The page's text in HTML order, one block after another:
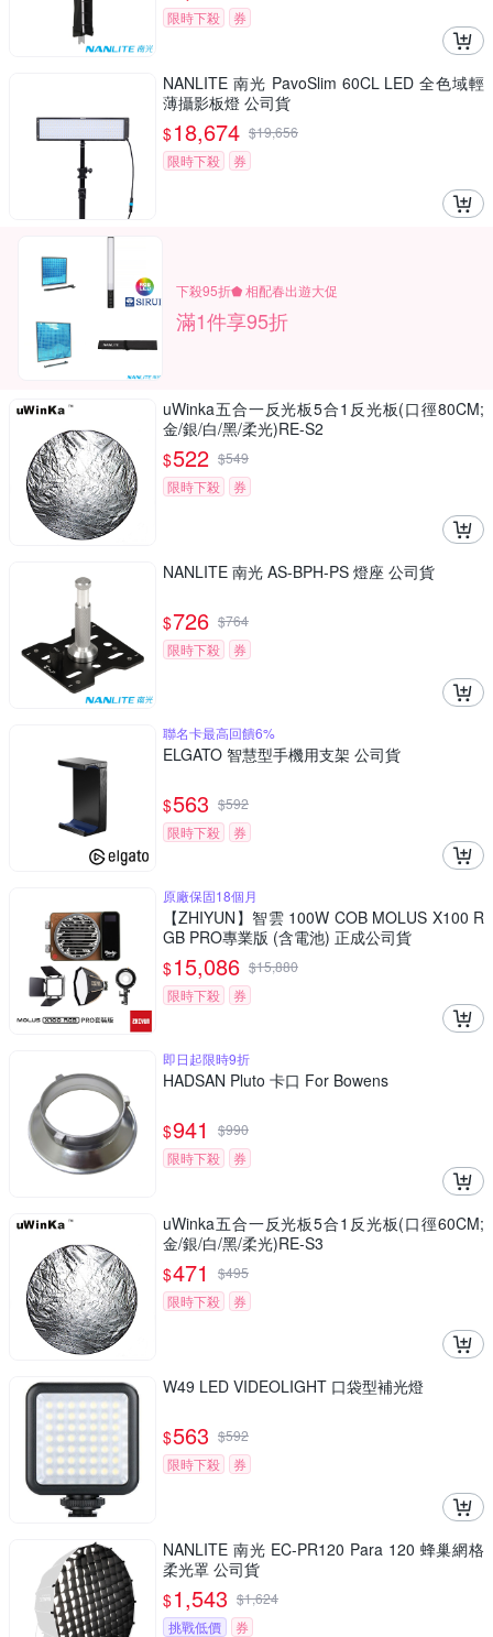
限時下殺
券
NANLITE 南光 PavoSlim 60CL LED 全色域輕
薄攝影板燈 公司貨
$18,674 $19,656
限時下殺
券
下殺95折⬟ 相配春出遊大促
滿1件享95折
uWinka五合一反光板5合1反光板(口徑80CM;
金/銀/白/黑/柔光)RE-S2
$522 $549
限時下殺
券
NANLITE 南光 AS-BPH-PS 燈座 公司貨
$726 $764
限時下殺
券
聯名卡最高回饋6%
ELGATO 智慧型手機用支架 公司貨
$563 $592
限時下殺
券
原廠保固18個月
【ZHIYUN】智雲 100W COB MOLUS X100 R
GB PRO專業版 (含電池) 正成公司貨
$15,086 $15,880
限時下殺
券
即日起限時9折
HADSAN Pluto 卡口 For Bowens
$941 $990
限時下殺
券
uWinka五合一反光板5合1反光板(口徑60CM;
金/銀/白/黑/柔光)RE-S3
$471 $495
限時下殺
券
W49 LED VIDEOLIGHT 口袋型補光燈
$563 $592
限時下殺
券
NANLITE 南光 EC-PR120 Para 120 蜂巢網格
柔光罩 公司貨
$1,543 $1,624
挑戰低價
券